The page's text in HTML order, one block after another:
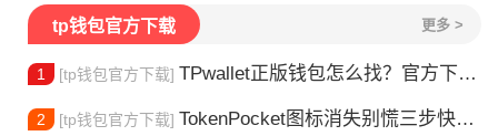
tp钱包官方下载 更多 >
1 [tp钱包官方下载] TPwallet正版钱包怎么找？官方下载渠道全解析
2 [tp钱包官方下载] TokenPocket图标消失别慌三步快速找回你的钱包